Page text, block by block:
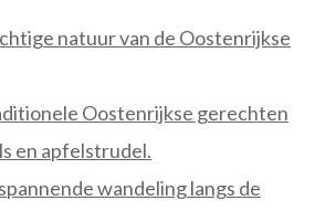
natuur van de Oostenrijkse
Oostenrijkse gerechten
en apfelstrudel.
wandeling langs de